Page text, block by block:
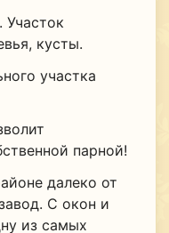
Участок
кусты.
участка
парной!
далеко от
С окон и
из самых